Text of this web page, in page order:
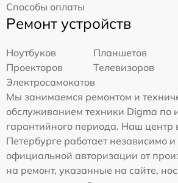
Способы оплаты
Ремонт устройств
Ноутбуков
Планшетов
Проекторов
Телевизоров
Электросамокатов
Мы занимаемся ремонтом и
обслуживанием техники Digma по
гарантийного периода. Наш центр
Петербурге работает независимо
официальной авторизации от
на ремонт, указанные на сайте,